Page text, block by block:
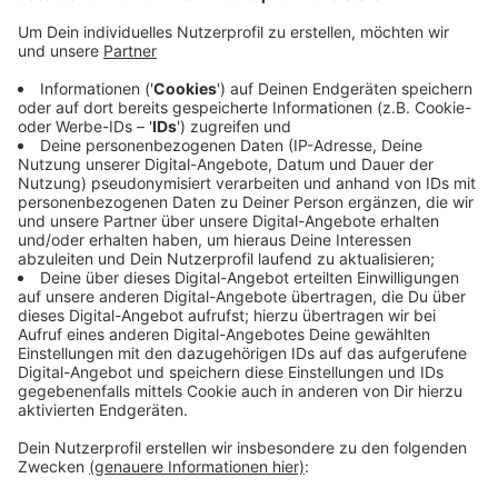
dort Dokumente.
Mail: wuppertal@verbraucherzentrale.nrw
Zur Homepage geht es hier.
Hier geht es zum speziellen Corona-Angebot.
Veröffentlicht:Donnerstag, 19.03.2020 05:55
Anzeige